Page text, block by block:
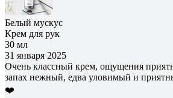
Белый мускус
Крем для рук
30 мл
31 января 2025
Очень классный крем, ощущения
запах нежный, едва уловимый и
❤️